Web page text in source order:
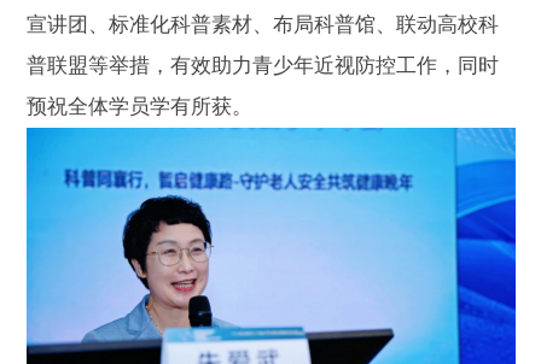
宣讲团、标准化科普素材、布局科普馆、联动高校科
普联盟等举措，有效助力青少年近视防控工作，同时
预祝全体学员学有所获。